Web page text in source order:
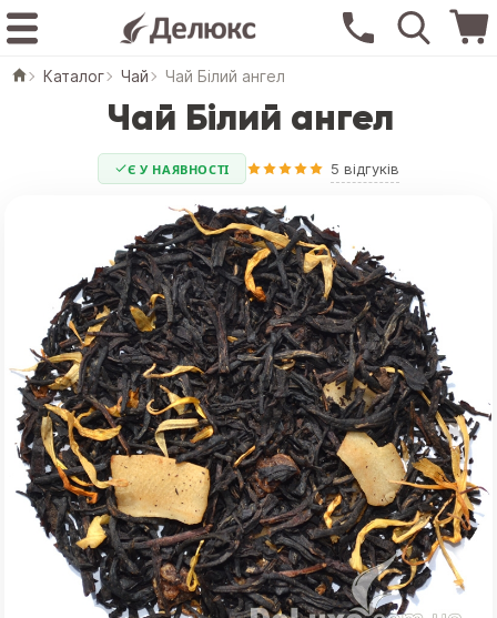
Каталог Чай Чай Білий ангел
Чай Білий ангел
Є У НАЯВНОСТІ 5 відгуків